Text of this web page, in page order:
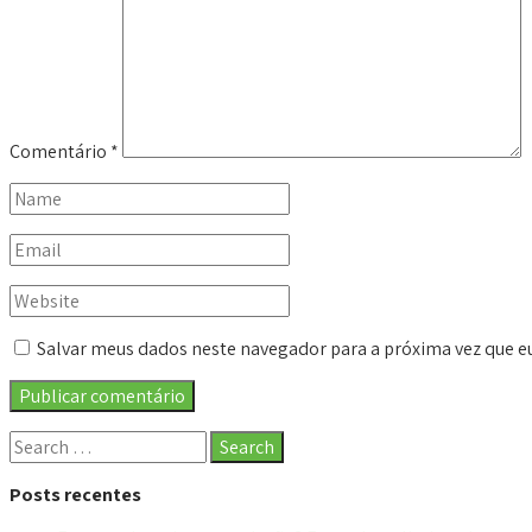
Comentário *
Salvar meus dados neste navegador para a próxima vez que
Posts recentes